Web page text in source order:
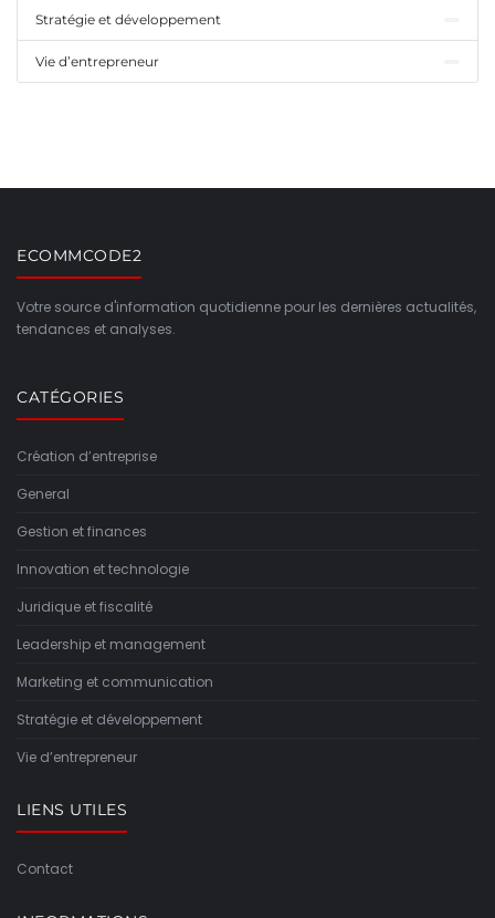
Stratégie et développement
Vie d’entrepreneur
ECOMMCODE2
Votre source d'information quotidienne pour les dernières actualités,
tendances et analyses.
CATÉGORIES
Création d’entreprise
General
Gestion et finances
Innovation et technologie
Juridique et fiscalité
Leadership et management
Marketing et communication
Stratégie et développement
Vie d’entrepreneur
LIENS UTILES
Contact